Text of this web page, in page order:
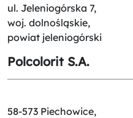
ul. Jeleniogórska 7,
woj. dolnośląskie,
powiat jeleniogórski
Polcolorit S.A.
58-573 Piechowice,